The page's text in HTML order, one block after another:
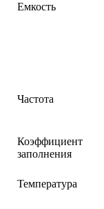
Емкость
Частота
Коэффициент
заполнения
Температура